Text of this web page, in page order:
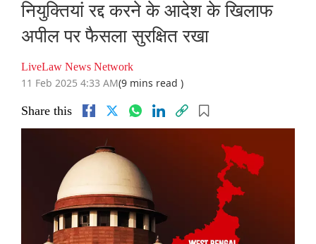
नियुक्तियां रद्द करने के आदेश के खिलाफ
अपील पर फैसला सुरक्षित रखा
LiveLaw News Network
11 Feb 2025 4:33 AM(9 mins read )
Share this